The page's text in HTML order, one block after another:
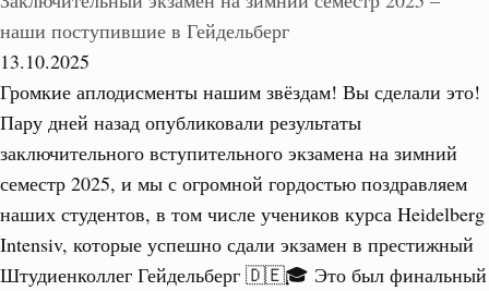
наши поступившие в Гейдельберг
13.10.2025
Громкие аплодисменты нашим звёздам! Вы сделали это!
Пару дней назад опубликовали результаты
заключительного вступительного экзамена на зимний
семестр 2025, и мы с огромной гордостью поздравляем
наших студентов, в том числе учеников курса Heidelberg
Intensiv, которые успешно сдали экзамен в престижный
Штудиенколлег Гейдельберг 🇩🇪🎓 Это был финальный